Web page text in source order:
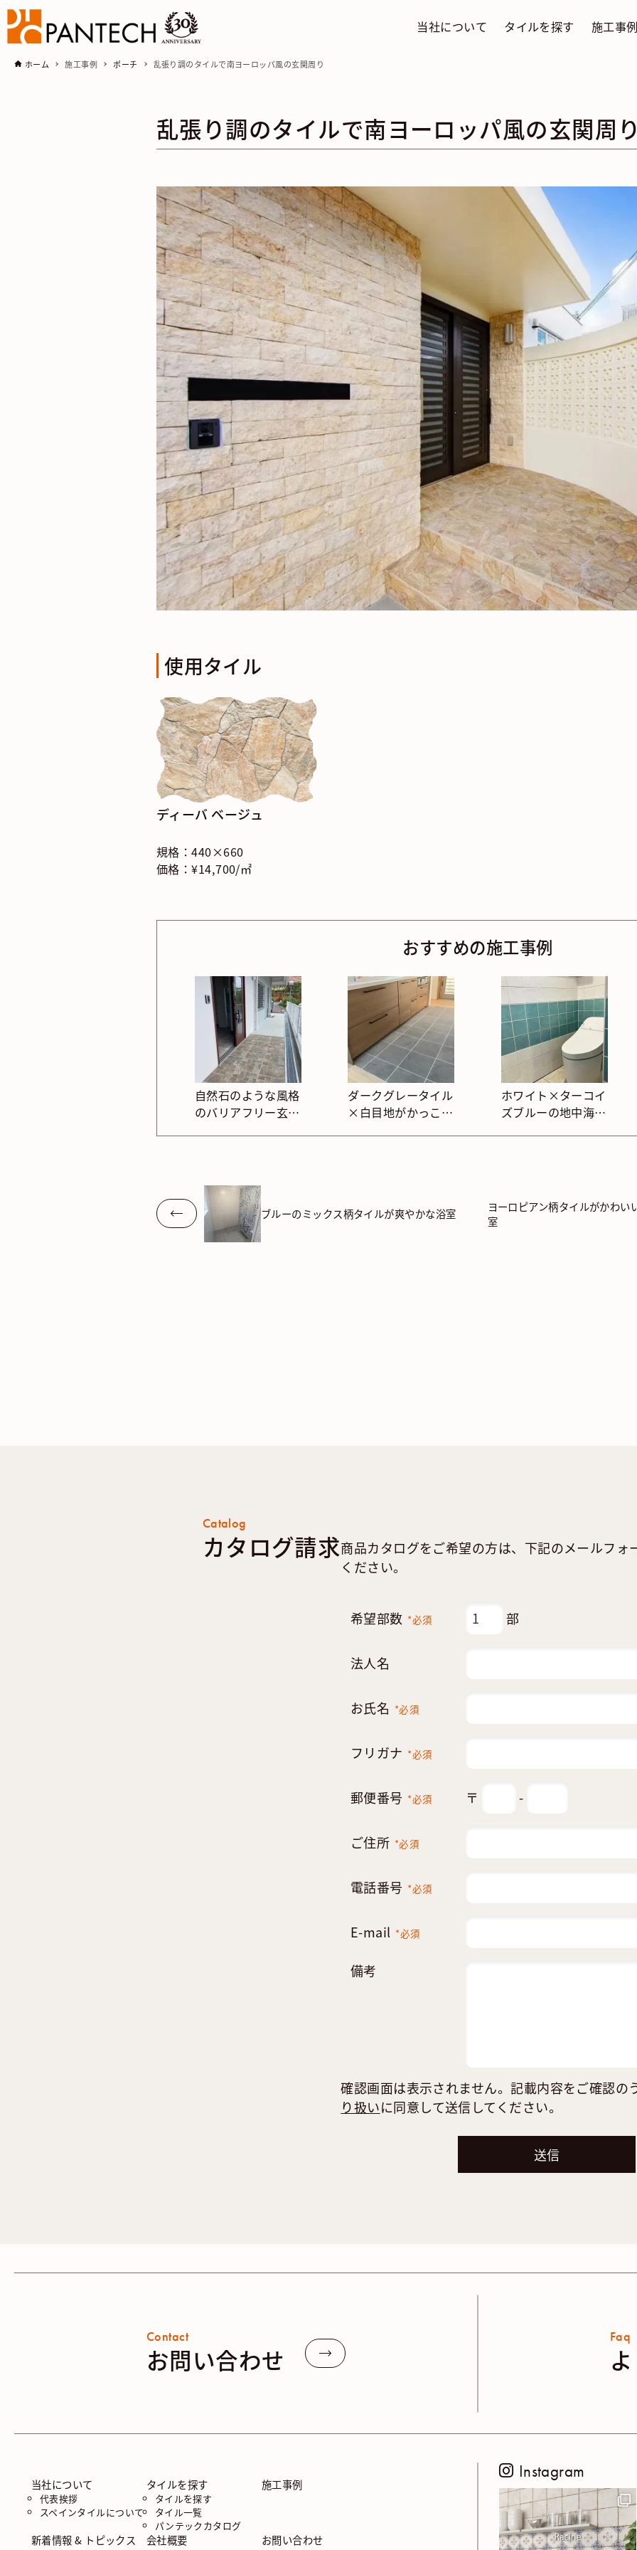
当社について タイルを探す 施工事例
ホーム 施工事例 ポーチ 乱張り調のタイルで南ヨーロッパ風の玄関周り
乱張り調のタイルで南ヨーロッパ風の玄関周り
使用タイル
ディーバ ベージュ
規格：440×660
価格：¥14,700/㎡
おすすめの施工事例
自然石のような風格
のバリアフリー玄関
ダークグレータイル
×白目地がかっこい
ホワイト×ターコイ
ズブルーの地中海風
ブルーのミックス柄タイルが爽やかな浴室
ヨーロピアン柄タイルがかわい
室
Catalog
カタログ請求商品カタログをご希望の方は、下記のメールフォ
ください。
希望部数 *必須 部
法人名
お氏名 *必須
フリガナ *必須
郵便番号 *必須 〒 -
ご住所 *必須
電話番号 *必須
E-mail *必須
備考
確認画面は表示されません。記載内容をご確認のう
り扱いに同意して送信してください。
Contact
お問い合わせ
Faq
Instagram
当社について
代表挨拶
スペインタイルについて
タイルを探す
タイルを探す
タイル一覧
パンテックカタログ
施工事例
新着情報 & トピックス 会社概要 お問い合わせ